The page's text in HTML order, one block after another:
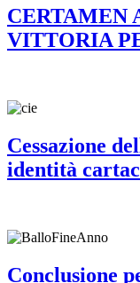
CERTAMEN
VITTORIA
Cessazione
identità
Conclusione